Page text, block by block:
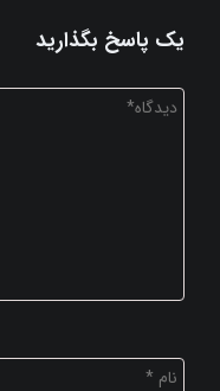
یک پاسخ بگذارید